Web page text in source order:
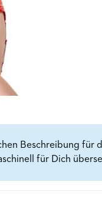
Beschreibung für
für Dich